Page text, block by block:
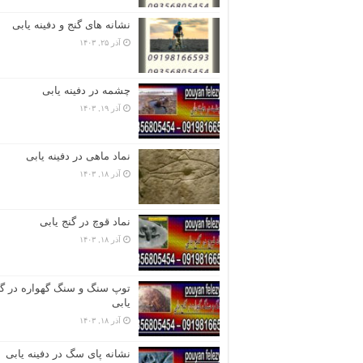
نشانه های گنج و دفینه یابی
آذر ۲۵, ۱۴۰۳
چشمه در دفینه یابی
آذر ۱۹, ۱۴۰۳
نماد ماهی در دفینه یابی
آذر ۱۸, ۱۴۰۳
نماد قوچ در گنج یابی
آذر ۱۸, ۱۴۰۳
توپ سنگ و سنگ گهواره در
یابی
آذر ۱۸, ۱۴۰۳
نشانه پای سگ در دفینه یابی